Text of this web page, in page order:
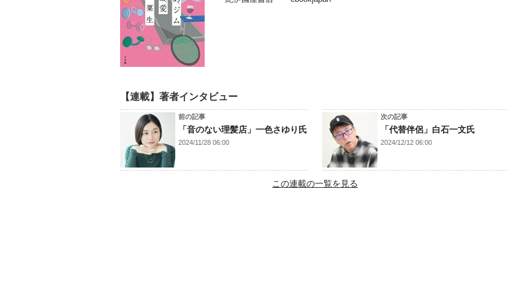
【連載】著者インタビュー
前の記事
「音のない理髪店」一色さゆり氏
2024/11/28 06:00
次の記事
「代替伴侶」白石一文氏
2024/12/12 06:00
この連載の一覧を見る